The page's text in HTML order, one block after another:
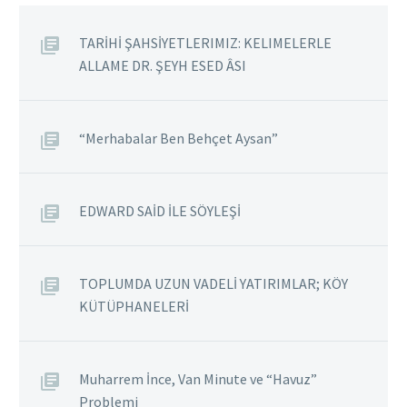
Filistin’i bu yaşta terk
etmek zorunda kalmıştır.
elleri arkada birleşmiştir.
etmektedir. *(Filistinliler
Devleti’nin ilan edildiği 15
Mayıs 1948′i Nakba yani…
TARİHİ ŞAHSİYETLERIMIZ: KELIMELERLE
ALLAME DR. ŞEYH ESED ÂSI
“Merhabalar Ben Behçet Aysan”
EDWARD SAİD İLE SÖYLEŞİ
TOPLUMDA UZUN VADELİ YATIRIMLAR; KÖY
KÜTÜPHANELERİ
Muharrem İnce, Van Minute ve “Havuz”
Problemi